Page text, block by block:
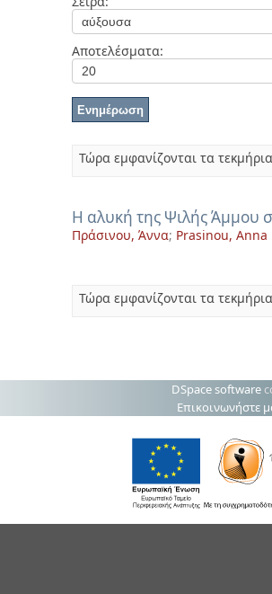
Αποτελέσματα:
Τώρα εμφανίζονται τα
Η αλυκή της Ψιλής Άμμου
Πράσινου, Άννα; Prasinou, Anna
Τώρα εμφανίζονται τα
DSpace software
Επικοινωνήστε